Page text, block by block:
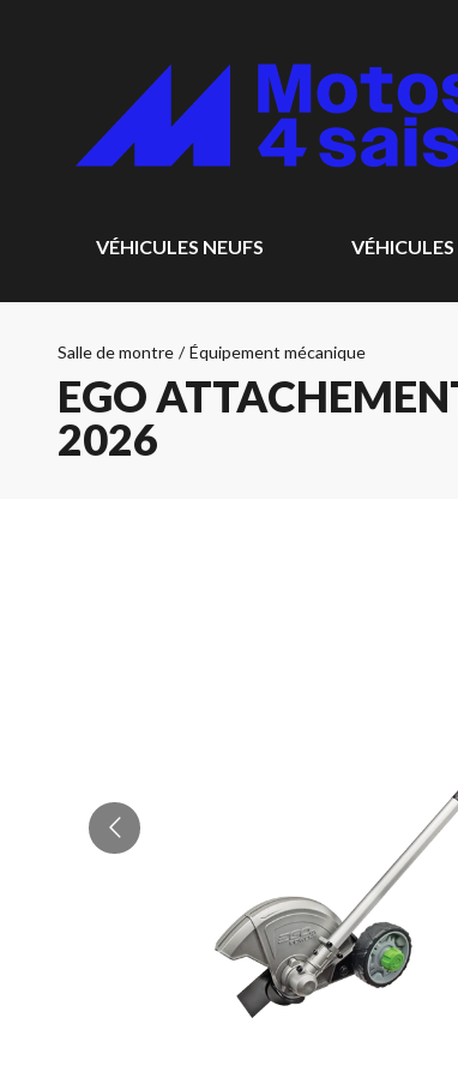
VÉHICULES NEUFS VÉHICULES
Salle de montre / Équipement mécanique
EGO
2026